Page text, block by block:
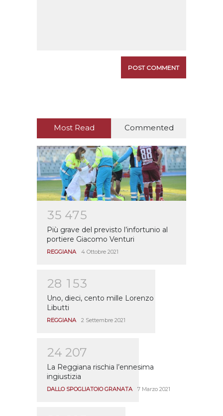
Most Read Commented
35 475
Più grave del previsto l’infortunio al
portiere Giacomo Venturi
REGGIANA 4 Ottobre 2021
28 1 53
Uno, dieci, cento mille Lorenzo
Libutti
REGGIANA 2 Settembre 2021
24 207
La Reggiana rischia l’ennesima
ingiustizia
DALLO SPOGLIATOIO GRANATA 7 Marzo 2021